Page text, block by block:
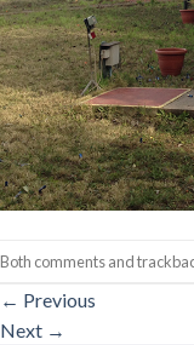
Both comments and
← Previous
Next →